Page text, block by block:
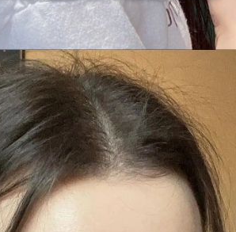
issiloo.edu.vn/gai-tay-xinh